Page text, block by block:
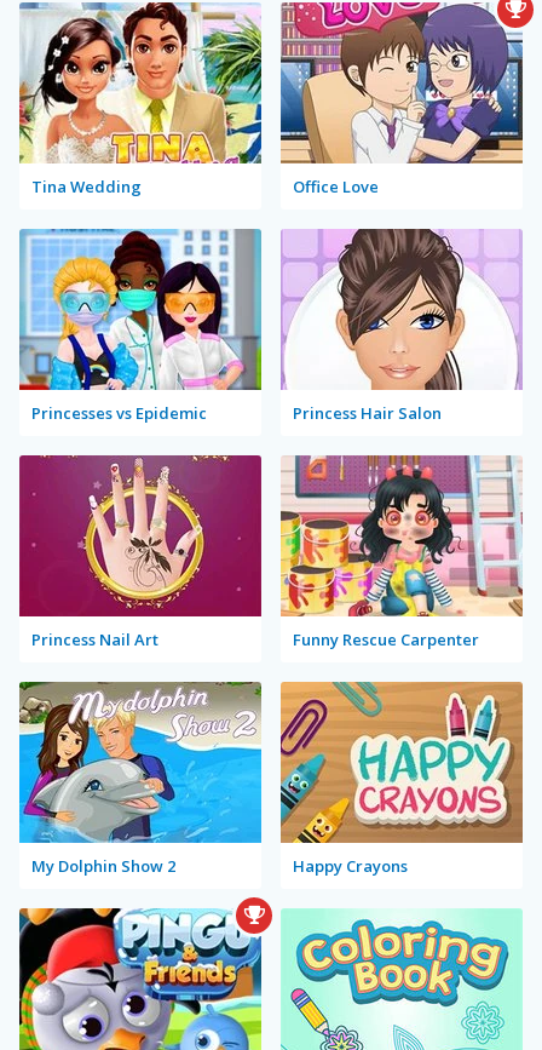
Tina Wedding Office Love
Princesses vs Epidemic Princess Hair Salon
Princess Nail Art Funny Rescue Carpenter
My Dolphin Show 2 Happy Crayons